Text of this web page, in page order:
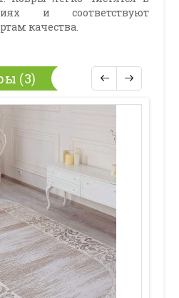
и соответствуют
качества.
(3)